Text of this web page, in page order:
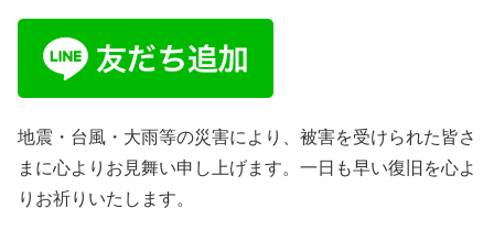
地震・台風・大雨等の災害により、被害を受けられた皆さ
まに心よりお見舞い申し上げます。一日も早い復旧を心よ
りお祈りいたします。